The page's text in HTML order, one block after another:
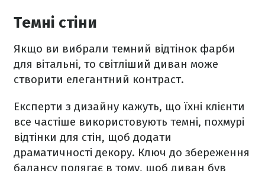
Темні стіни
Якщо ви вибрали темний відтінок фарби
для вітальні, то світліший диван може
створити елегантний контраст.
Експерти з дизайну кажуть, що їхні клієнти
все частіше використовують темні, похмурі
відтінки для стін, щоб додати
драматичності декору. Ключ до збереження
балансу полягає в тому, щоб диван був